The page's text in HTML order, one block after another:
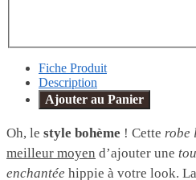
Fiche Produit
Description
Ajouter au Panier
Oh, le style bohème ! Cette robe
meilleur moyen d’ajouter une
enchantée hippie à votre look. La